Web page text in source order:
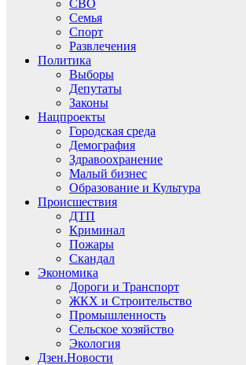
СВО
Семья
Спорт
Развлечения
Политика
Выборы
Депутаты
Законы
Нацпроекты
Городская среда
Демография
Здравоохранение
Малый бизнес
Образование и Культура
Происшествия
ДТП
Криминал
Пожары
Скандал
Экономика
Дороги и Транспорт
ЖКХ и Строительство
Промышленность
Сельское хозяйство
Экология
Дзен.Новости